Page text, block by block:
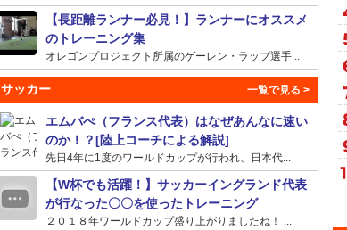
【長距離ランナー必見！】ランナーにオススメ
のトレーニング集
オレゴンプロジェクト所属のゲーレン・ラップ選手...
サッカー
エムバぺ（フランス代表）はなぜあんなに速い
のか！？[陸上コーチによる解説]
先日4年に1度のワールドカップが行われ、日本代...
【W杯でも活躍！】サッカーイングランド代表
が行なった〇〇を使ったトレーニング
２０１８年ワールドカップ盛り上がりましたね！ ...